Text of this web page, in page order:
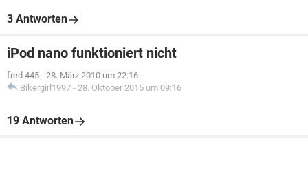
3 Antworten
iPod nano funktioniert nicht
fred 445 - 28. März 2010 um 22:16
Bikergirl1997 - 28. Oktober 2015 um 09:16
19 Antworten